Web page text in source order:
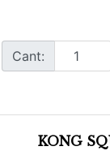
Cant:
KONG